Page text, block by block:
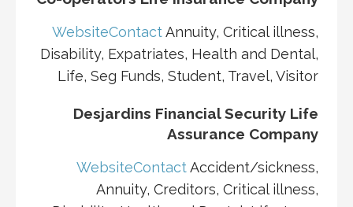
WebsiteContactAnnuity, Critical illness,
Disability, Expatriates, Health and Dental,
Life, Seg Funds, Student, Travel, Visitor
Desjardins Financial Security Life
Assurance Company
WebsiteContactAccident/sickness,
Annuity, Creditors, Critical illness,